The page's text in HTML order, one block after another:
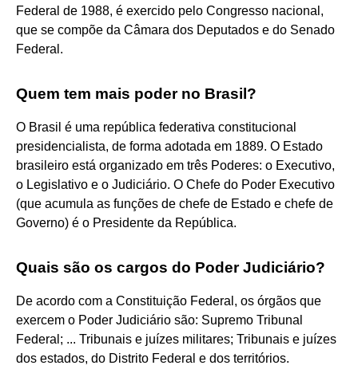
Federal de 1988, é exercido pelo Congresso nacional,
que se compõe da Câmara dos Deputados e do Senado
Federal.
Quem tem mais poder no Brasil?
O Brasil é uma república federativa constitucional
presidencialista, de forma adotada em 1889. O Estado
brasileiro está organizado em três Poderes: o Executivo,
o Legislativo e o Judiciário. O Chefe do Poder Executivo
(que acumula as funções de chefe de Estado e chefe de
Governo) é o Presidente da República.
Quais são os cargos do Poder Judiciário?
De acordo com a Constituição Federal, os órgãos que
exercem o Poder Judiciário são: Supremo Tribunal
Federal; ... Tribunais e juízes militares; Tribunais e juízes
dos estados, do Distrito Federal e dos territórios.